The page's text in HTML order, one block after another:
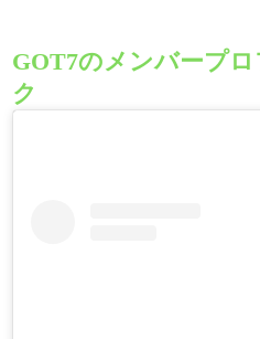
GOT7のメンバープ
ク